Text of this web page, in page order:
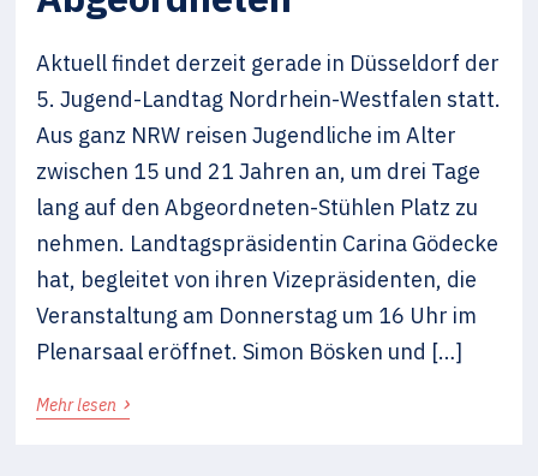
Aktuell findet derzeit gerade in Düsseldorf der
5. Jugend-Landtag Nordrhein-Westfalen statt.
Aus ganz NRW reisen Jugendliche im Alter
zwischen 15 und 21 Jahren an, um drei Tage
lang auf den Abgeordneten-Stühlen Platz zu
nehmen. Landtagspräsidentin Carina Gödecke
hat, begleitet von ihren Vizepräsidenten, die
Veranstaltung am Donnerstag um 16 Uhr im
Plenarsaal eröffnet. Simon Bösken und […]
Mehr lesen ›